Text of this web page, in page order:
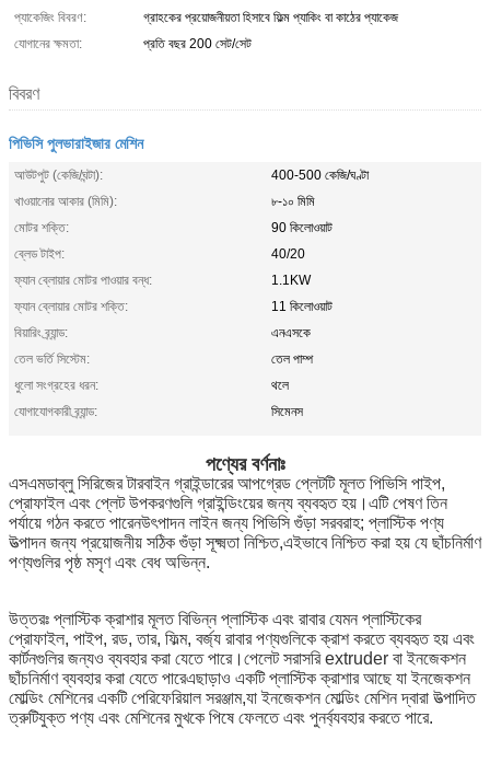
প্যাকেজিং বিবরণ:
গ্রাহকের প্রয়োজনীয়তা হিসাবে ফিল্ম প্যাকিং বা কাঠের প্যাকেজ
যোগানের ক্ষমতা:
প্রতি বছর 200 সেট/সেট
বিবরণ
পিভিসি পুলভারাইজার মেশিন
আউটপুট (কেজি/ঘন্টা):
400-500 কেজি/ঘণ্টা
খাওয়ানোর আকার (মিমি):
৮-১০ মিমি
মোটর শক্তি:
90 কিলোওয়াট
ব্লেড টাইপ:
40/20
ফ্যান ব্লোয়ার মোটর পাওয়ার বন্ধ:
1.1KW
ফ্যান ব্লোয়ার মোটর শক্তি:
11 কিলোওয়াট
বিয়ারিং ব্র্যান্ড:
এনএসকে
তেল ভর্তি সিস্টেম:
তেল পাম্প
ধুলো সংগ্রহের ধরন:
থলে
যোগাযোগকারী ব্র্যান্ড:
সিমেনস
পণ্যের বর্ণনাঃ
এসএমডাব্লু সিরিজের টারবাইন গ্রাইন্ডারের আপগ্রেড প্লেটটি মূলত পিভিসি পাইপ,
প্রোফাইল এবং প্লেট উপকরণগুলি গ্রাইন্ডিংয়ের জন্য ব্যবহৃত হয়।এটি পেষণ তিন
পর্যায়ে গঠন করতে পারেনউৎপাদন লাইন জন্য পিভিসি গুঁড়া সরবরাহ; প্লাস্টিক পণ্য
উত্পাদন জন্য প্রয়োজনীয় সঠিক গুঁড়া সূক্ষ্মতা নিশ্চিত,এইভাবে নিশ্চিত করা হয় যে ছাঁচনির্মাণ
পণ্যগুলির পৃষ্ঠ মসৃণ এবং বেধ অভিন্ন.
উত্তরঃ প্লাস্টিক ক্রাশার মূলত বিভিন্ন প্লাস্টিক এবং রাবার যেমন প্লাস্টিকের
প্রোফাইল, পাইপ, রড, তার, ফিল্ম, বর্জ্য রাবার পণ্যগুলিকে ক্রাশ করতে ব্যবহৃত হয় এবং
কার্টনগুলির জন্যও ব্যবহার করা যেতে পারে।পেলেট সরাসরি extruder বা ইনজেকশন
ছাঁচনির্মাণ ব্যবহার করা যেতে পারেএছাড়াও একটি প্লাস্টিক ক্রাশার আছে যা ইনজেকশন
মোল্ডিং মেশিনের একটি পেরিফেরিয়াল সরঞ্জাম,যা ইনজেকশন মোল্ডিং মেশিন দ্বারা উত্পাদিত
ত্রুটিযুক্ত পণ্য এবং মেশিনের মুখকে পিষে ফেলতে এবং পুনর্ব্যবহার করতে পারে.